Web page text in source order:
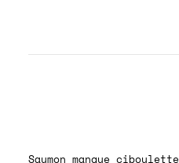
Saumon mangue ciboulette